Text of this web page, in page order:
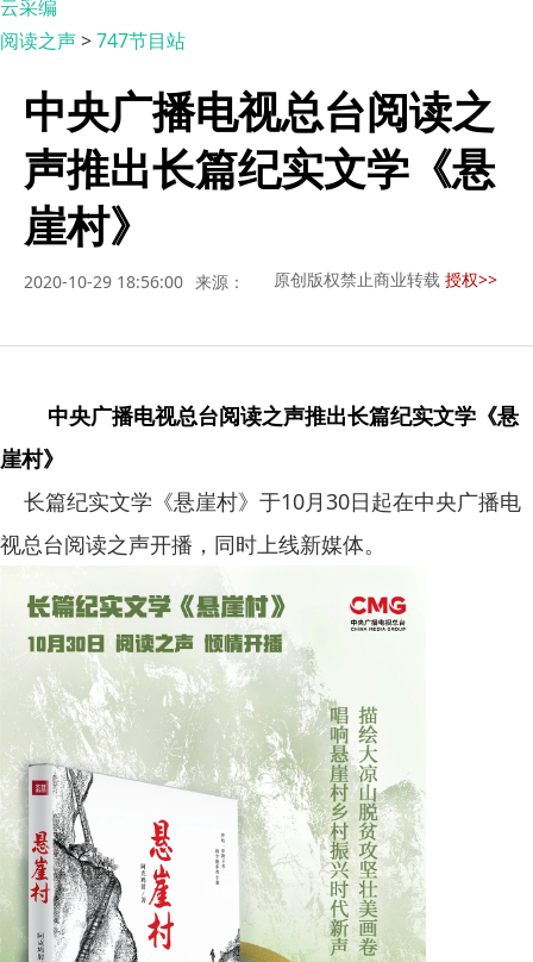
云采编
阅读之声>747节目站
中央广播电视总台阅读之
声推出长篇纪实文学《悬
崖村》
2020-10-29 18:56:00 来源： 原创版权禁止商业转载 授权>>
中央广播电视总台阅读之声推出长篇纪实文学《悬
崖村》
长篇纪实文学《悬崖村》于10月30日起在中央广播电
视总台阅读之声开播，同时上线新媒体。